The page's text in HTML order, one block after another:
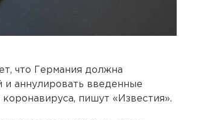
что Германия должна
и аннулировать введенные
пишут «Известия».